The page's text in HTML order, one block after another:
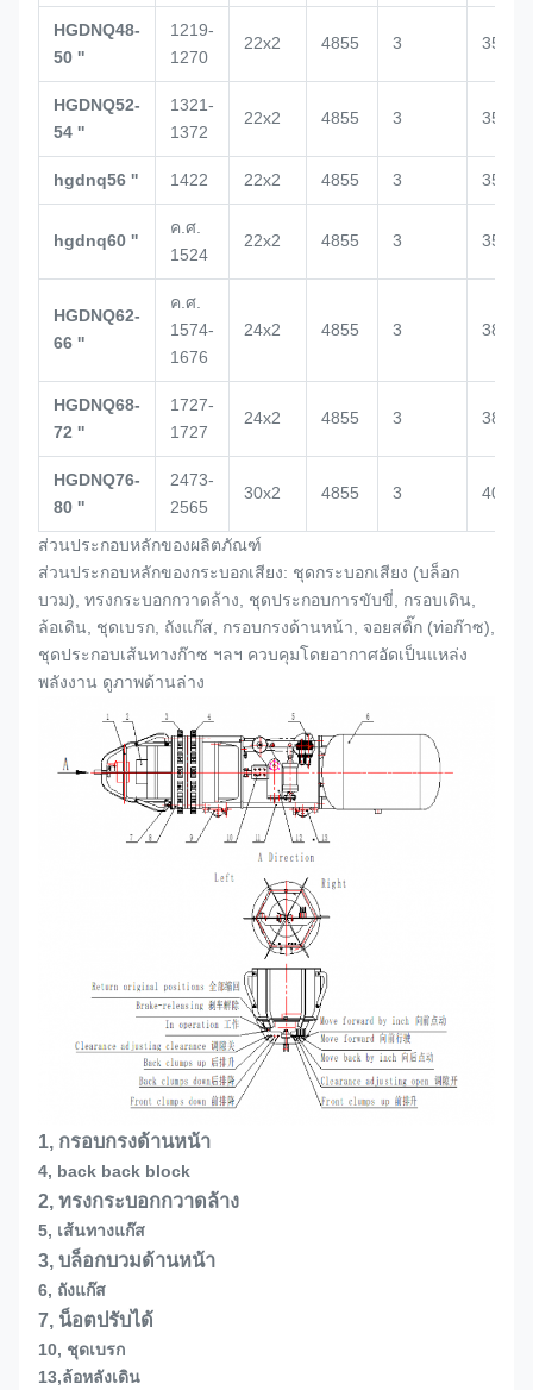
HGDNQ48-
50 ''
1219-
1270
22x2 4855 3 3517
HGDNQ52-
54 ''
1321-
1372
22x2 4855 3 3520
hgdnq56 '' 1422 22x2 4855 3 3500
hgdnq60 ''
ค.ศ.
1524
22x2 4855 3 3500
HGDNQ62-
66 ''
ค.ศ.
1574-
1676
24x2 4855 3 3864
HGDNQ68-
72 ''
1727-
1727
24x2 4855 3 3864
HGDNQ76-
80 ''
2473-
2565
30x2 4855 3 4000
ส่วนประกอบหลักของผลิตภัณฑ์
ส่วนประกอบหลักของกระบอกเสียง: ชุดกระบอกเสียง (บล็อก
บวม), ทรงกระบอกกวาดล้าง, ชุดประกอบการขับขี่, กรอบเดิน,
ล้อเดิน, ชุดเบรก, ถังแก๊ส, กรอบกรงด้านหน้า, จอยสติ๊ก (ท่อก๊าซ),
ชุดประกอบเส้นทางก๊าซ ฯลฯ ควบคุมโดยอากาศอัดเป็นแหล่ง
พลังงาน ดูภาพด้านล่าง
1, กรอบกรงด้านหน้า
4, back back block
2, ทรงกระบอกกวาดล้าง
5, เส้นทางแก๊ส
3, บล็อกบวมด้านหน้า
6, ถังแก๊ส
7, น็อตปรับได้
10, ชุดเบรก
13,ล้อหลังเดิน